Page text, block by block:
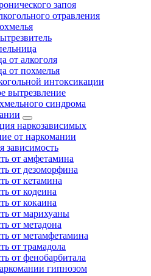
запоя
отравления
от алкоголя
от похмелья
интоксикации
вытрезвление
синдрома
наркозависимых
от наркомании
зависимость
от амфетамина
от дезоморфина
от кетамина
от кодеина
от кокаина
от марихуаны
от метадона
от метамфетамина
от трамадола
от фенобарбитала
гипнозом